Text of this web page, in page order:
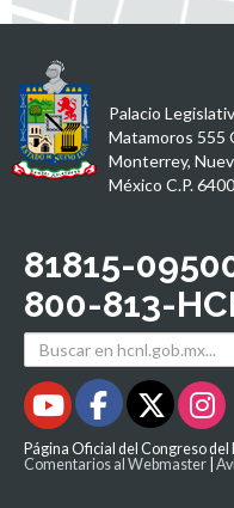
Palacio
Matamoros 555
Monterrey,
México C.P.
81815-
800-813-
Página Oficial del Congreso del
Comentarios al Webmaster